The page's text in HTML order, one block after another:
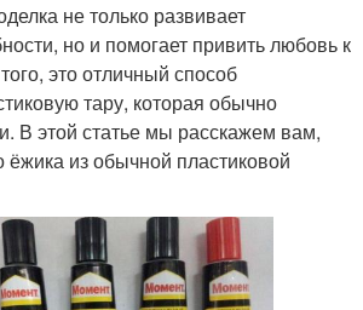
не только развивает
но и помогает привить любовь к
это отличный способ
тару, которая обычно
В этой статье мы расскажем вам,
ёжика из обычной пластиковой